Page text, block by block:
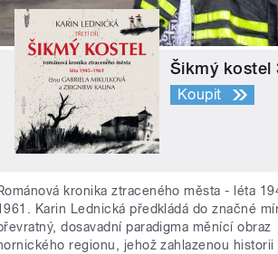
Šikmý kostel
Koupit
kronika ztraceného města - léta
Karin Lednická předkládá do značné
dosavadní paradigma měnící obraz
regionu, jehož zahlazenou historii